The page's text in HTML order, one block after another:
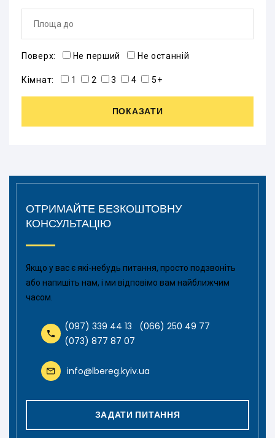
Поверх: Не перший Не останній
Кімнат: 1 2 3 4 5+
ПОКАЗАТИ
ОТРИМАЙТЕ БЕЗКОШТОВНУ
КОНСУЛЬТАЦІЮ
Якщо у вас є які-небудь питання, просто подзвоніть
або напишіть нам, і ми відповімо вам найближчим
часом.
(097) 339 44 13
(066) 250 49 77
(073) 877 87 07
info@lbereg.kyiv.ua
ЗАДАТИ ПИТАННЯ